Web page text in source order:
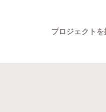
プロジェクト